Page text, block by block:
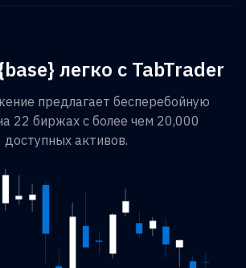
легко с TabTrader
предлагает бесперебойную
22 биржах с более чем 20,000
доступных активов.